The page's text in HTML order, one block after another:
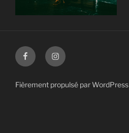
FacebookInstagram
Fièrement propulsé par WordPress